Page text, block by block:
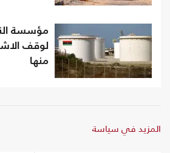
مؤسسة
لوقف
منها
المزيد في سياسة